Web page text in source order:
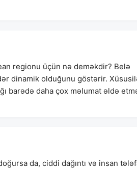
regionu üçün nə deməkdir? Belə
dinamik olduğunu göstərir.
barədə daha çox məlumat əldə
da, ciddi dağıntı və insan